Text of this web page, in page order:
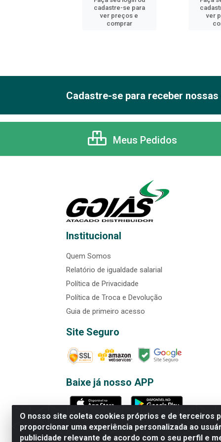
cadastre-se para
ver preços e
comprar
ver
O nosso site coleta cookies próprios e de terceiros
proporcionar uma experiência personalizada ao
publicidade relevante de acordo com o seu perfil e
Cadastre-se para receber
Meus Pedidos
Institucional
Quem Somos
Relatório de igualdade salarial
Política de Privacidade
Política de Troca e Devolução
Guia de primeiro acesso
Site Seguro
Baixe já nosso APP
Rede Brasil - Avenida